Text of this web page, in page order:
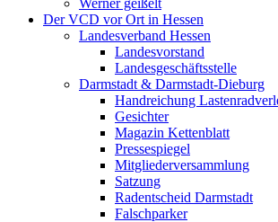
Werner geißelt
Der VCD vor Ort in Hessen
Landesverband Hessen
Landesvorstand
Landesgeschäftsstelle
Darmstadt & Darmstadt-Dieburg
Handreichung
Gesichter
Magazin Kettenblatt
Pressespiegel
Mitgliederversammlung
Satzung
Radentscheid Darmstadt
Falschparker